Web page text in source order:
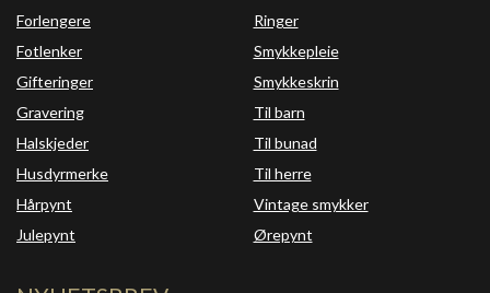
Forlengere
Fotlenker
Gifteringer
Gravering
Halskjeder
Husdyrmerke
Hårpynt
Julepynt
Ringer
Smykkepleie
Smykkeskrin
Til barn
Til bunad
Til herre
Vintage smykker
Ørepynt